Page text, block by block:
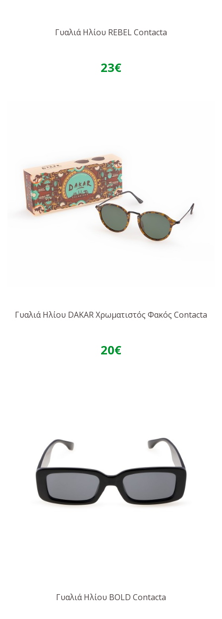
Γυαλιά Ηλίου REBEL Contacta
23€
Γυαλιά Ηλίου DAKAR Χρωματιστός Φακός Contacta
20€
Γυαλιά Ηλίου BOLD Contacta